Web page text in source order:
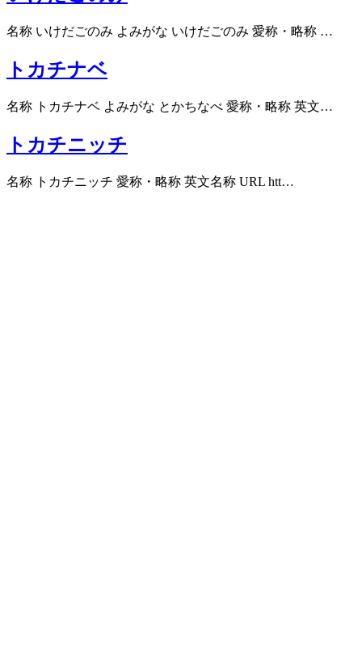
名称 いけだごのみ よみがな いけだごのみ 愛称・略称 …
トカチナベ
名称 トカチナベ よみがな とかちなべ 愛称・略称 英文…
トカチニッチ
名称 トカチニッチ 愛称・略称 英文名称 URL htt…